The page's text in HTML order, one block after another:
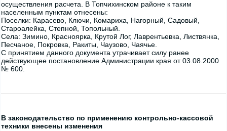
осуществления расчета. В Топчихинском районе к таким
населенным пунктам отнесены:
Поселки: Карасево, Ключи, Комариха, Нагорный, Садовый,
Староалейка, Степной, Топольный.
Села: Зимино, Красноярка, Крутой Лог, Лаврентьевка, Листвянка,
Песчаное, Покровка, Ракиты, Чаузово, Чаячье.
С принятием данного документа утрачивает силу ранее
действующее постановление Администрации края от 03.08.2000
№ 600.
В законодательство по применению контрольно-кассовой
техники внесены изменения